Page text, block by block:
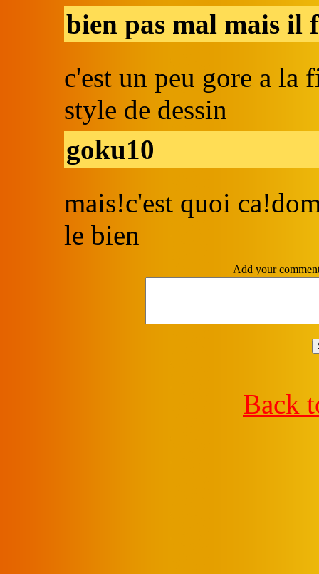
bien pas mal mais il
c'est un peu gore a la
style de dessin
goku10
mais!c'est quoi
le bien
Add your
Back